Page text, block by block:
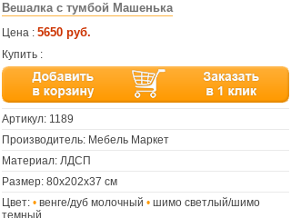
Вешалка с тумбой Машенька
Цена : 5650 руб.
Купить :
Артикул: 1189
Производитель: Мебель Маркет
Материал: ЛДСП
Размер: 80х202х37 см
Цвет: • венге/дуб молочный • шимо светлый/шимо
темный